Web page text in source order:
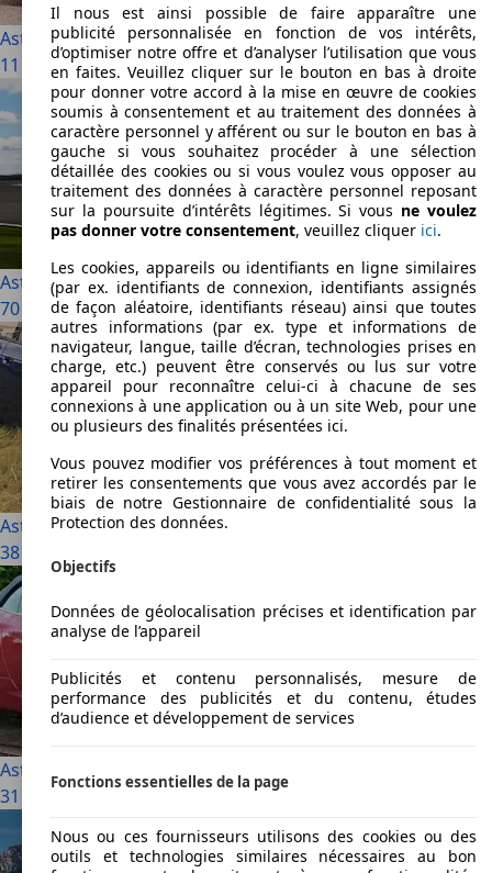
Aston Martin DB7
11 Utilisé à partir de € 33 900
Aston Martin Vantage
70 Utilisé à partir de € 40 890
Aston Martin V8
38 Utilisé à partir de € 39 990
Aston Martin DB9
31 Utilisé à partir de € 43 990
Il nous est ainsi possible de faire apparaître une
publicité personnalisée en fonction de vos intérêts,
d’optimiser notre offre et d’analyser l’utilisation que vous
en faites. Veuillez cliquer sur le bouton en bas à droite
pour donner votre accord à la mise en œuvre de cookies
soumis à consentement et au traitement des données à
caractère personnel y afférent ou sur le bouton en bas à
gauche si vous souhaitez procéder à une sélection
détaillée des cookies ou si vous voulez vous opposer au
traitement des données à caractère personnel reposant
sur la poursuite d’intérêts légitimes. Si vous ne voulez
pas donner votre consentement, veuillez cliquer ici.
Les cookies, appareils ou identifiants en ligne similaires
(par ex. identifiants de connexion, identifiants assignés
de façon aléatoire, identifiants réseau) ainsi que toutes
autres informations (par ex. type et informations de
navigateur, langue, taille d’écran, technologies prises en
charge, etc.) peuvent être conservés ou lus sur votre
appareil pour reconnaître celui-ci à chacune de ses
connexions à une application ou à un site Web, pour une
ou plusieurs des finalités présentées ici.
Vous pouvez modifier vos préférences à tout moment et
retirer les consentements que vous avez accordés par le
biais de notre Gestionnaire de confidentialité sous la
Protection des données.
Objectifs
Données de géolocalisation précises et identification par
analyse de l’appareil
Publicités et contenu personnalisés, mesure de
performance des publicités et du contenu, études
d’audience et développement de services
Fonctions essentielles de la page
Nous ou ces fournisseurs utilisons des cookies ou des
outils et technologies similaires nécessaires au bon